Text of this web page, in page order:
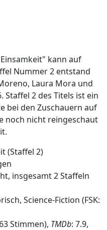
kann auf
Nummer 2 entstand
Laura Mora und
Staffel 2 des Titels ist ein
bei den Zuschauern auf
noch nicht reingeschaut
(Staffel 2)
insgesamt 2 Staffeln
Science-Fiction (FSK:
Stimmen), TMDb: 7.9,